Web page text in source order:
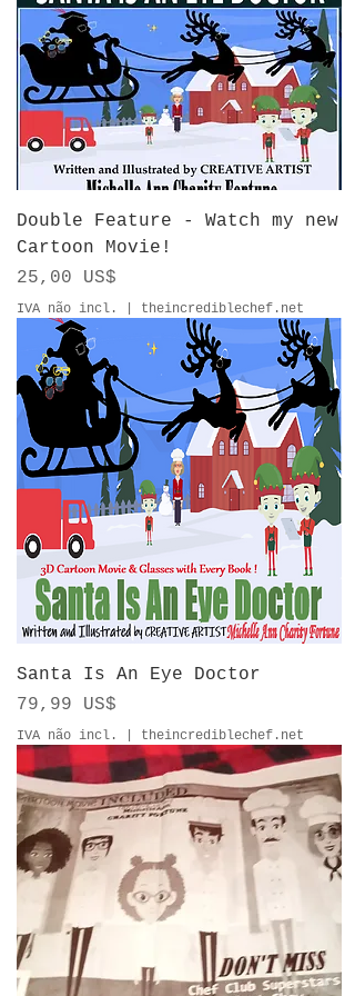
Double Feature - Watch my new
Cartoon Movie!
Preço
25,00 US$
IVA não incl. theincrediblechef.net
Santa Is An Eye Doctor
Preço
79,99 US$
IVA não incl. theincrediblechef.net